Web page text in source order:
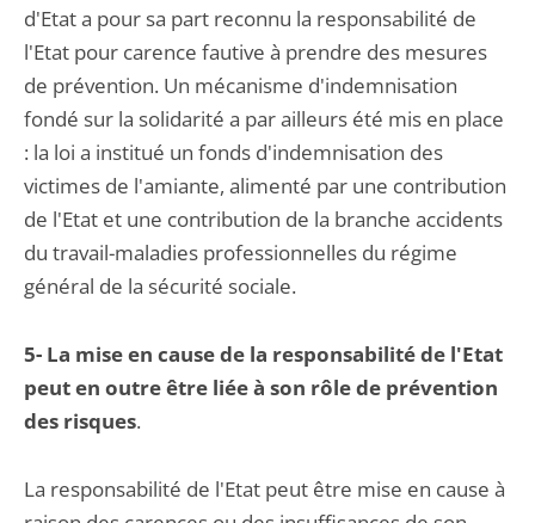
d'Etat a pour sa part reconnu la responsabilité de
l'Etat pour carence fautive à prendre des mesures
de prévention. Un mécanisme d'indemnisation
fondé sur la solidarité a par ailleurs été mis en place
: la loi a institué un fonds d'indemnisation des
victimes de l'amiante, alimenté par une contribution
de l'Etat et une contribution de la branche accidents
du travail-maladies professionnelles du régime
général de la sécurité sociale.
5- La mise en cause de la responsabilité de l'Etat
peut en outre être liée à son rôle de prévention
des risques.
La responsabilité de l'Etat peut être mise en cause à